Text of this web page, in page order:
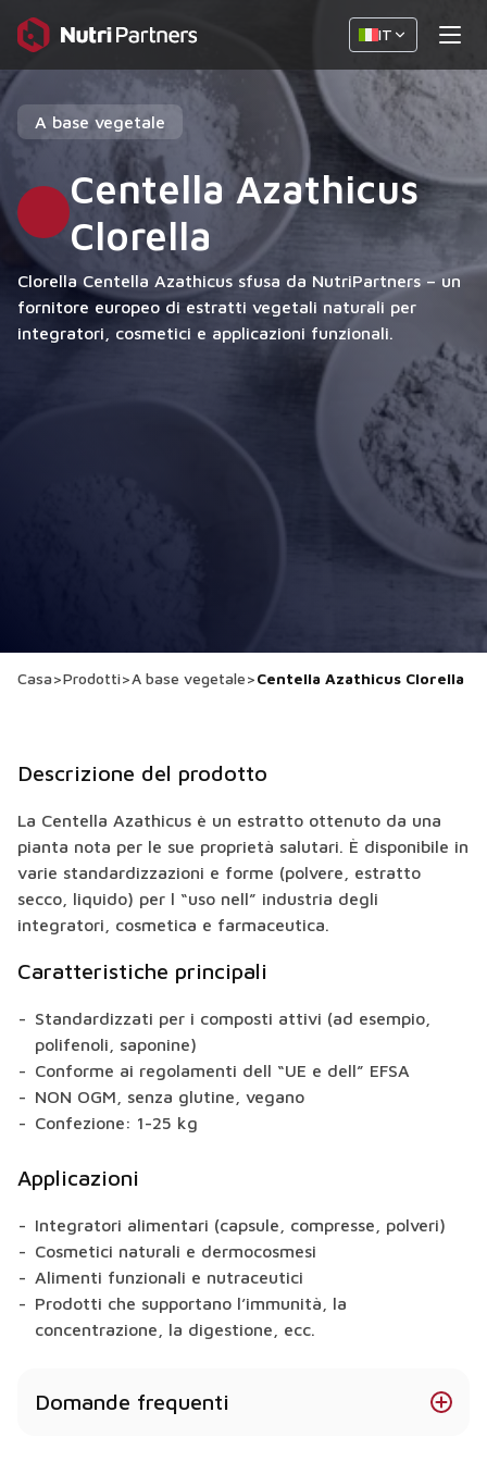
IT
A base vegetale
Centella Azathicus
Clorella
Clorella Centella Azathicus sfusa da NutriPartners – un
fornitore europeo di estratti vegetali naturali per
integratori, cosmetici e applicazioni funzionali.
Casa>Prodotti>A base vegetale>Centella Azathicus Clorella
Descrizione del prodotto
La Centella Azathicus è un estratto ottenuto da una
pianta nota per le sue proprietà salutari. È disponibile in
varie standardizzazioni e forme (polvere, estratto
secco, liquido) per l “uso nell” industria degli
integratori, cosmetica e farmaceutica.
Caratteristiche principali
Standardizzati per i composti attivi (ad esempio,
polifenoli, saponine)
Conforme ai regolamenti dell “UE e dell” EFSA
NON OGM, senza glutine, vegano
Confezione: 1-25 kg
Applicazioni
Integratori alimentari (capsule, compresse, polveri)
Cosmetici naturali e dermocosmesi
Alimenti funzionali e nutraceutici
Prodotti che supportano l’immunità, la
concentrazione, la digestione, ecc.
Domande frequenti